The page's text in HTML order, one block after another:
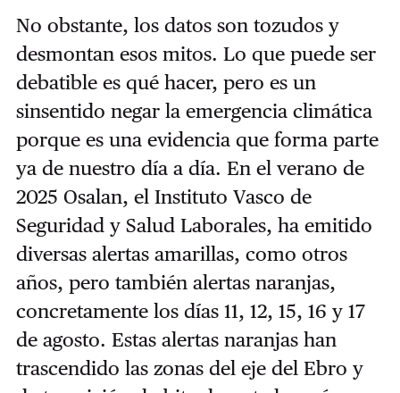
No obstante, los datos son tozudos y
desmontan esos mitos. Lo que puede ser
debatible es qué hacer, pero es un
sinsentido negar la emergencia climática
porque es una evidencia que forma parte
ya de nuestro día a día. En el verano de
2025 Osalan, el Instituto Vasco de
Seguridad y Salud Laborales, ha emitido
diversas alertas amarillas, como otros
años, pero también alertas naranjas,
concretamente los días 11, 12, 15, 16 y 17
de agosto. Estas alertas naranjas han
trascendido las zonas del eje del Ebro y